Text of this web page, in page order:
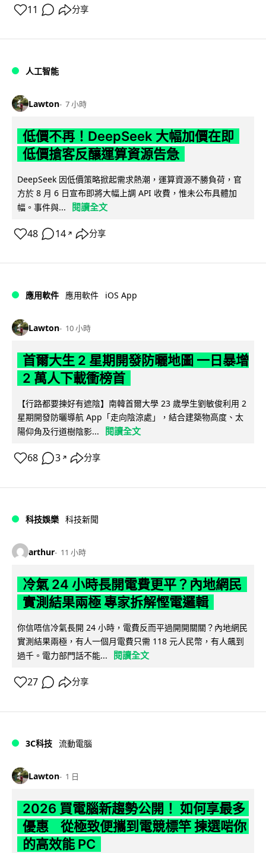
11 分享
人工智能
Lawton 7 小時
低價不再！DeepSeek 大幅加價在即
低價搶客反釀運算資源告急
DeepSeek 因低價策略掀起需求熱潮，運算資源不勝負荷，官
方於 8 月 6 日宣布即將大幅上調 API 收費，惟未公布具體加
幅。事件與...
閱讀全文
48 14 ↗ 分享
應用軟件 應用軟件 iOS App
Lawton 10 小時
首爾大生 2 星期開發防曬地圖 一日暴增
2 萬人下載衝榜首
【行路都要揀好有遮陰】南韓首爾大學 23 歲學生劉敏俊利用 2
星期開發防曬導航 App「走向陰涼處」，結合建築物高度、太
陽仰角及行道樹陰影...
閱讀全文
68 3 ↗ 分享
科技娛樂 科技新聞
arthur 11 小時
冷氣 24 小時長開電費更平？內地網民
實測結果兩極 專家拆解慳電邏輯
你信唔信冷氣長開 24 小時，電費反而平過開開關關？內地網民
實測結果兩極，有人一個月電費只需 118 元人民幣，有人飆到
過千。電力部門話不能...
閱讀全文
27 分享
3C科技 流動電腦
Lawton 1 日
2026 買電腦新趨勢公開！ 如何享最多
優惠 從極致便攜到電競標竿 揀選啱你
的高效能 PC